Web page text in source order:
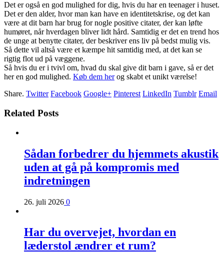
Det er også en god mulighed for dig, hvis du har en teenager i huset.
Det er den alder, hvor man kan have en identitetskrise, og det kan
være at dit barn har brug for nogle positive citater, der kan løfte
humøret, når hverdagen bliver lidt hård. Samtidig er det en trend hos
de unge at benytte citater, der beskriver ens liv på bedst mulig vis.
Så dette vil altså være et kæmpe hit samtidig med, at det kan se
rigtig flot ud på væggene.
Så hvis du er i tvivl om, hvad du skal give dit barn i gave, så er det
her en god mulighed. Køb dem herog skabt et unikt værelse!
Share. Twitter Facebook Google+ Pinterest LinkedIn Tumblr Email
Related Posts
Sådan forbedrer du hjemmets akustik
uden at gå på kompromis med
indretningen
26. juli 2026 0
Har du overvejet, hvordan en
læderstol ændrer et rum?